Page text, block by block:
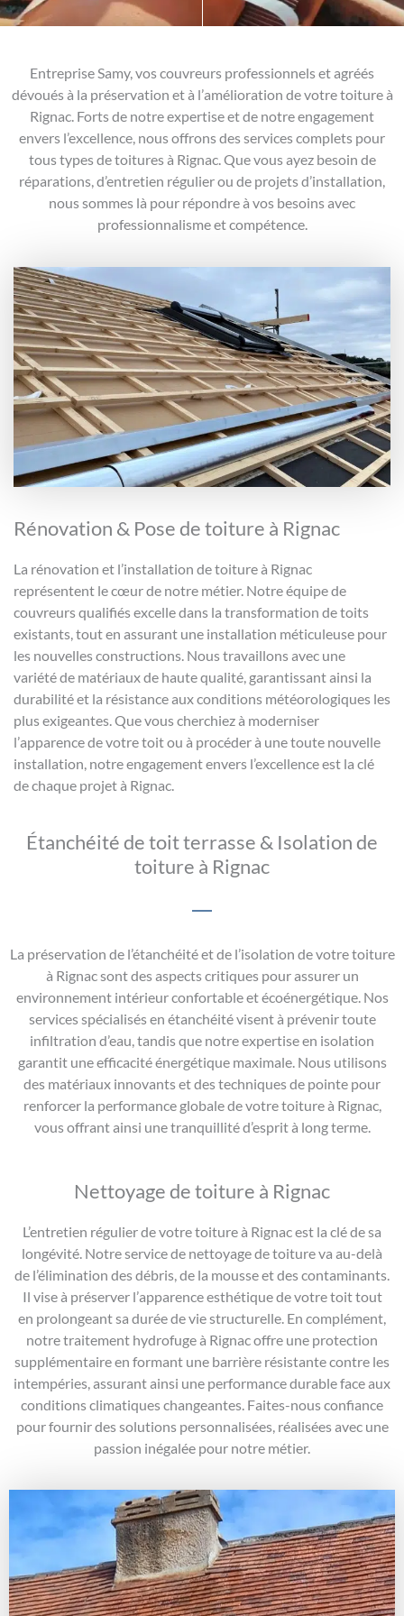
Entreprise Samy, vos couvreurs professionnels et agréés
dévoués à la préservation et à l’amélioration de votre toiture à
Rignac. Forts de notre expertise et de notre engagement
envers l’excellence, nous offrons des services complets pour
tous types de toitures à Rignac. Que vous ayez besoin de
réparations, d’entretien régulier ou de projets d’installation,
nous sommes là pour répondre à vos besoins avec
professionnalisme et compétence.
Rénovation & Pose de toiture à Rignac
La rénovation et l’installation de toiture à Rignac
représentent le cœur de notre métier. Notre équipe de
couvreurs qualifiés excelle dans la transformation de toits
existants, tout en assurant une installation méticuleuse pour
les nouvelles constructions. Nous travaillons avec une
variété de matériaux de haute qualité, garantissant ainsi la
durabilité et la résistance aux conditions météorologiques les
plus exigeantes. Que vous cherchiez à moderniser
l’apparence de votre toit ou à procéder à une toute nouvelle
installation, notre engagement envers l’excellence est la clé
de chaque projet à Rignac.
Étanchéité de toit terrasse & Isolation de
toiture à Rignac
La préservation de l’étanchéité et de l’isolation de votre toiture
à Rignac sont des aspects critiques pour assurer un
environnement intérieur confortable et écoénergétique. Nos
services spécialisés en étanchéité visent à prévenir toute
infiltration d’eau, tandis que notre expertise en isolation
garantit une efficacité énergétique maximale. Nous utilisons
des matériaux innovants et des techniques de pointe pour
renforcer la performance globale de votre toiture à Rignac,
vous offrant ainsi une tranquillité d’esprit à long terme.
Nettoyage de toiture à Rignac
L’entretien régulier de votre toiture à Rignac est la clé de sa
longévité. Notre service de nettoyage de toiture va au-delà
de l’élimination des débris, de la mousse et des contaminants.
Il vise à préserver l’apparence esthétique de votre toit tout
en prolongeant sa durée de vie structurelle. En complément,
notre traitement hydrofuge à Rignac offre une protection
supplémentaire en formant une barrière résistante contre les
intempéries, assurant ainsi une performance durable face aux
conditions climatiques changeantes. Faites-nous confiance
pour fournir des solutions personnalisées, réalisées avec une
passion inégalée pour notre métier.